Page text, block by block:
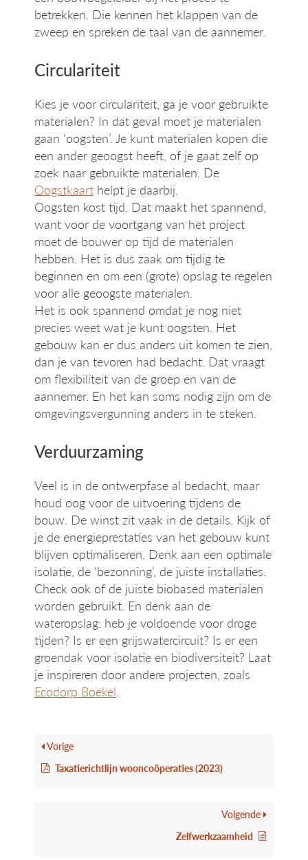
betrekken. Die kennen het klappen van de
zweep en spreken de taal van de aannemer.
Circulariteit
Kies je voor circulariteit, ga je voor gebruikte
materialen? In dat geval moet je materialen
gaan ‘oogsten’. Je kunt materialen kopen die
een ander geoogst heeft, of je gaat zelf op
zoek naar gebruikte materialen. De
Oogstkaart helpt je daarbij.
Oogsten kost tijd. Dat maakt het spannend,
want voor de voortgang van het project
moet de bouwer op tijd de materialen
hebben. Het is dus zaak om tijdig te
beginnen en om een (grote) opslag te regelen
voor alle geoogste materialen.
Het is ook spannend omdat je nog niet
precies weet wat je kunt oogsten. Het
gebouw kan er dus anders uit komen te zien,
dan je van tevoren had bedacht. Dat vraagt
om flexibiliteit van de groep en van de
aannemer. En het kan soms nodig zijn om de
omgevingsvergunning anders in te steken.
Verduurzaming
Veel is in de ontwerpfase al bedacht, maar
houd oog voor de uitvoering tijdens de
bouw. De winst zit vaak in de details. Kijk of
je de energieprestaties van het gebouw kunt
blijven optimaliseren. Denk aan een optimale
isolatie, de ‘bezonning’, de juiste installaties.
Check ook of de juiste biobased materialen
worden gebruikt. En denk aan de
wateropslag: heb je voldoende voor droge
tijden? Is er een grijswatercircuit? Is er een
groendak voor isolatie en biodiversiteit? Laat
je inspireren door andere projecten, zoals
Ecodorp Boekel.
Vorige
Taxatierichtlijn wooncoöperaties (2023)
Volgende
Zelfwerkzaamheid